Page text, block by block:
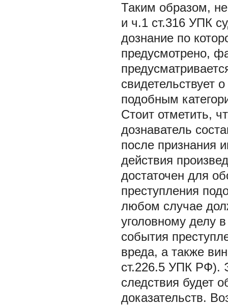
Таким образом,
и ч.1 ст.316 УПК
дознание по
предусмотрено,
свидетельствует
подобным
Стоит отметить,
дознаватель
после признания
действия
достаточен для
преступления
любом случае
уголовному делу
события
вреда, а также
ст.226.5 УПК РФ).
следствия будет
доказательств.